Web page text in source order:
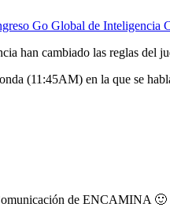
Go Global de Inteligencia
han cambiado las reglas del
(11:45AM) en la que se
de ENCAMINA 🙂